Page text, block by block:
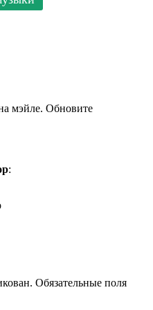
мэйле. Обновите
:
Обязательные поля